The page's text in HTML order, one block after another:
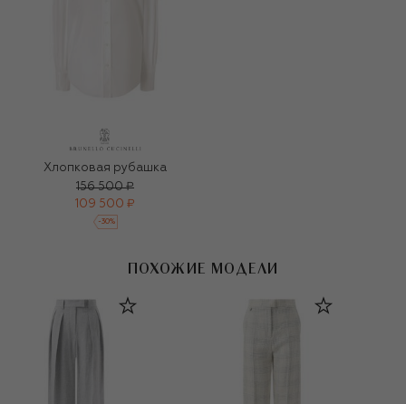
Хлопковая рубашка
156 500 ₽
109 500 ₽
-30%
ПОХОЖИЕ МОДЕЛИ